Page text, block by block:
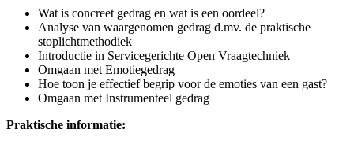
Wat is concreet gedrag en wat is een oordeel?
Analyse van waargenomen gedrag d.mv. de praktische
stoplichtmethodiek
Introductie in Servicegerichte Open Vraagtechniek
Omgaan met Emotiegedrag
Hoe toon je effectief begrip voor de emoties van een gast?
Omgaan met Instrumenteel gedrag
Praktische informatie: